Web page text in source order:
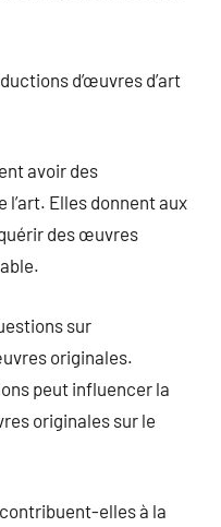
d’œuvres d’art
avoir des
l’art. Elles donnent aux
des œuvres
sur
originales.
peut influencer la
originales sur le
elles à la